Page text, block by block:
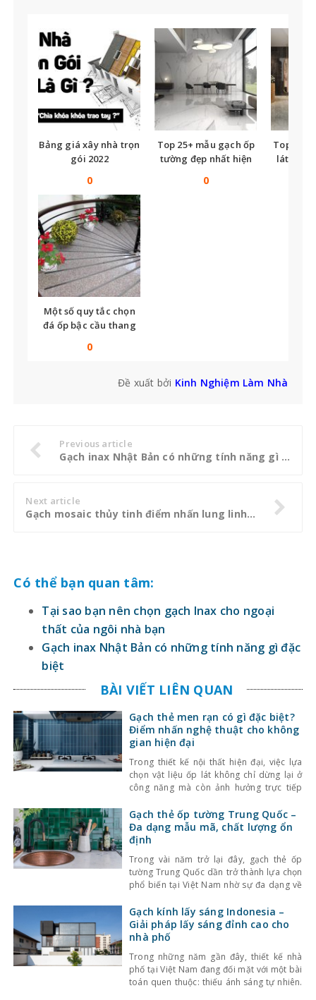
Bảng giá xây nhà trọn
gói 2022
0
Top 25+ mẫu gạch ốp
tường đẹp nhất hiện
0
Top
lát nền
Một số quy tắc chọn
đá ốp bậc cầu thang
0
Đề xuất bởi Kinh Nghiệm Làm Nhà
Previous article
Gạch inax Nhật Bản có những tính năng gì đặc biệt
Next article
Gạch mosaic thủy tinh điểm nhấn lung linh cho mọi không gian
Có thể bạn quan tâm:
Tại sao bạn nên chọn gạch Inax cho ngoại
thất của ngôi nhà bạn
Gạch inax Nhật Bản có những tính năng gì đặc
biệt
BÀI VIẾT LIÊN QUAN
Gạch thẻ men rạn có gì đặc biệt?
Điểm nhấn nghệ thuật cho không
gian hiện đại
Trong thiết kế nội thất hiện đại, việc lựa
chọn vật liệu ốp lát không chỉ dừng lại ở
công năng mà còn ảnh hưởng trực tiếp
Một trong những lựa chọn nổi bật gần đây
là gạch thẻ men rạn – dòng gạch ốp lát
Gạch thẻ ốp tường Trung Quốc –
Đa dạng mẫu mã, chất lượng ổn
định
Trong vài năm trở lại đây, gạch thẻ ốp
tường Trung Quốc dần trở thành lựa chọn
phổ biến tại Việt Nam nhờ sự đa dạng về
Bên cạnh đó, chất lượng sản phẩm cũng
không ngừng được cải thiện, đáp ứng tốt
nhu cầu sử
Gạch kính lấy sáng Indonesia –
Giải pháp lấy sáng đỉnh cao cho
nhà phố
Trong những năm gần đây, thiết kế nhà
phố tại Việt Nam đang đối mặt với một bài
toán quen thuộc: thiếu ánh sáng tự nhiên.